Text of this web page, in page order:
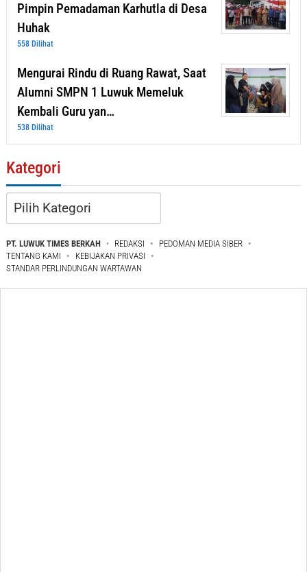
Pimpin Pemadaman Karhutla di Desa
Huhak
558 Dilihat
Mengurai Rindu di Ruang Rawat, Saat
Alumni SMPN 1 Luwuk Memeluk
Kembali Guru yan…
538 Dilihat
Kategori
Kategori
PT. LUWUK TIMES BERKAH REDAKSI
PEDOMAN MEDIA SIBER
TENTANG KAMI
KEBIJAKAN PRIVASI
STANDAR PERLINDUNGAN WARTAWAN